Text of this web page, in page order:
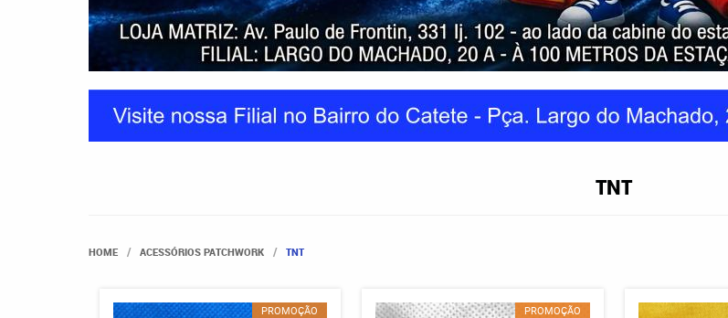
TNT
HOME ACESSÓRIOS PATCHWORK TNT
PROMOÇÃO PROMOÇÃO